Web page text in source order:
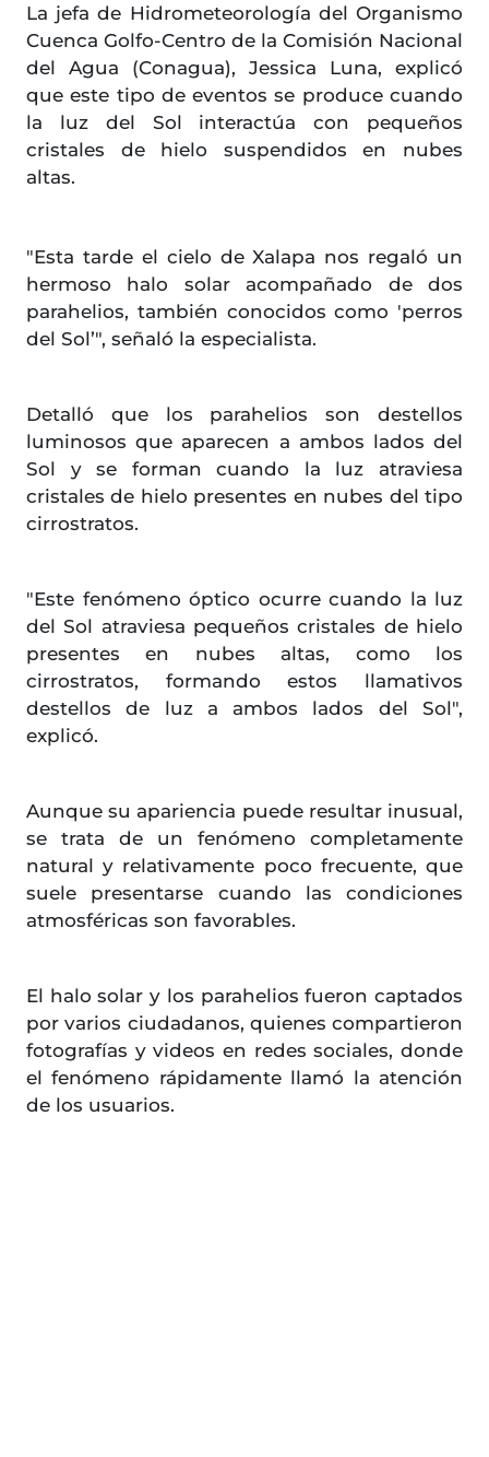
La jefa de Hidrometeorología del Organismo
Cuenca Golfo-Centro de la Comisión Nacional
del Agua (Conagua), Jessica Luna, explicó
que este tipo de eventos se produce cuando
la luz del Sol interactúa con pequeños
cristales de hielo suspendidos en nubes
altas.
"Esta tarde el cielo de Xalapa nos regaló un
hermoso halo solar acompañado de dos
parahelios, también conocidos como 'perros
del Sol’", señaló la especialista.
Detalló que los parahelios son destellos
luminosos que aparecen a ambos lados del
Sol y se forman cuando la luz atraviesa
cristales de hielo presentes en nubes del tipo
cirrostratos.
"Este fenómeno óptico ocurre cuando la luz
del Sol atraviesa pequeños cristales de hielo
presentes en nubes altas, como los
cirrostratos, formando estos llamativos
destellos de luz a ambos lados del Sol",
explicó.
Aunque su apariencia puede resultar inusual,
se trata de un fenómeno completamente
natural y relativamente poco frecuente, que
suele presentarse cuando las condiciones
atmosféricas son favorables.
El halo solar y los parahelios fueron captados
por varios ciudadanos, quienes compartieron
fotografías y videos en redes sociales, donde
el fenómeno rápidamente llamó la atención
de los usuarios.